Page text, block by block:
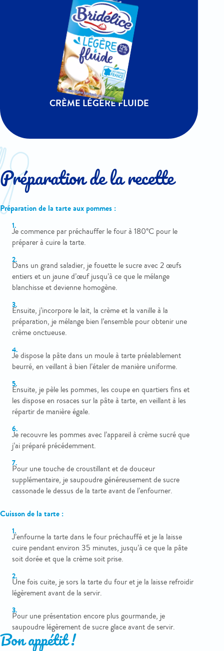
CRÈME LÉGÈRE FLUIDE
Préparation de la recette
Préparation de la tarte aux pommes :
Je commence par préchauffer le four à 180°C pour le
préparer à cuire la tarte.
Dans un grand saladier, je fouette le sucre avec 2 œufs
entiers et un jaune d’œuf jusqu’à ce que le mélange
blanchisse et devienne homogène.
Ensuite, j’incorpore le lait, la crème et la vanille à la
préparation, je mélange bien l’ensemble pour obtenir une
crème onctueuse.
Je dispose la pâte dans un moule à tarte préalablement
beurré, en veillant à bien l’étaler de manière uniforme.
Ensuite, je pèle les pommes, les coupe en quartiers fins et
les dispose en rosaces sur la pâte à tarte, en veillant à les
répartir de manière égale.
Je recouvre les pommes avec l’appareil à crème sucré que
j’ai préparé précédemment.
Pour une touche de croustillant et de douceur
supplémentaire, je saupoudre généreusement de sucre
cassonade le dessus de la tarte avant de l’enfourner.
Cuisson de la tarte :
J’enfourne la tarte dans le four préchauffé et je la laisse
cuire pendant environ 35 minutes, jusqu’à ce que la pâte
soit dorée et que la crème soit prise.
Une fois cuite, je sors la tarte du four et je la laisse refroidir
légèrement avant de la servir.
Pour une présentation encore plus gourmande, je
saupoudre légèrement de sucre glace avant de servir.
Bon appétit !